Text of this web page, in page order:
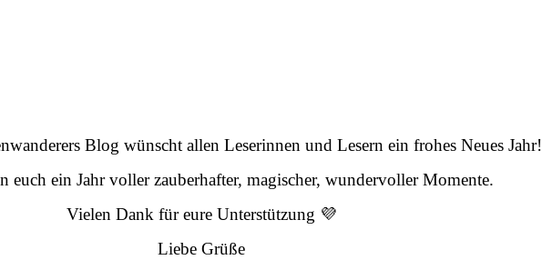
Blog wünscht allen Leserinnen und Lesern ein frohes Neues Jahr!
euch ein Jahr voller zauberhafter, magischer, wundervoller Momente.
Vielen Dank für eure Unterstützung 💜
Liebe Grüße